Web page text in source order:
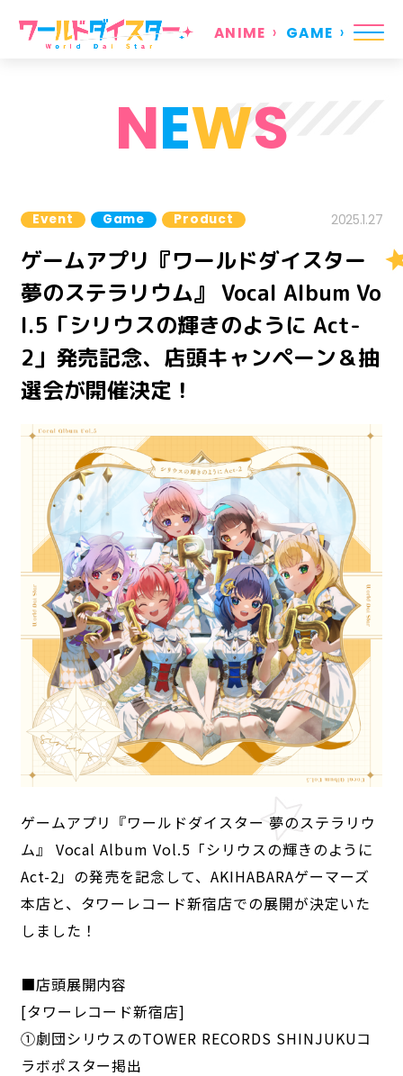
ANIME GAME
ANIME
NEWS STORY
CHARACTER
STAFF/CAST
ONAIR MOVIE SPECIAL
GAME
NEWS STORY
CHARACTER
SYSTEM
MUSIC CONTENT FAQ
NEWS
Event Game Product 2025.1.27
ゲームアプリ『ワールドダイスター
夢のステラリウム』 Vocal Album Vo
l.5「シリウスの輝きのように Act-
2」発売記念、店頭キャンペーン＆抽
選会が開催決定！
ゲームアプリ『ワールドダイスター 夢のステラリウ
ム』 Vocal Album Vol.5「シリウスの輝きのように
Act-2」の発売を記念して、AKIHABARAゲーマーズ
本店と、タワーレコード新宿店での展開が決定いた
しました！
■店頭展開内容
[タワーレコード新宿店]
①劇団シリウスのTOWER RECORDS SHINJUKUコ
ラボポスター掲出